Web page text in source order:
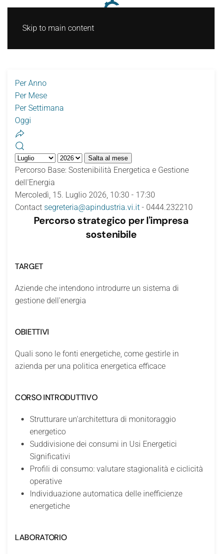
Skip to main content
Per Anno
Per Mese
Per Settimana
Oggi
Salta al mese
Percorso Base: Sostenibilità Energetica e Gestione
dell'Energia
Mercoledì, 15. Luglio 2026, 10:30 - 17:30
Contact segreteria@apindustria.vi.it - 0444.232210
Percorso strategico per l'impresa
sostenibile
TARGET
Aziende che intendono introdurre un sistema di
gestione dell'energia
OBIETTIVI
Quali sono le fonti energetiche, come gestirle in
azienda per una politica energetica efficace
CORSO INTRODUTTIVO
Strutturare un'architettura di monitoraggio
energetico
Suddivisione dei consumi in Usi Energetici
Significativi
Profili di consumo: valutare stagionalità e ciclicità
operative
Individuazione automatica delle inefficienze
energetiche
LABORATORIO